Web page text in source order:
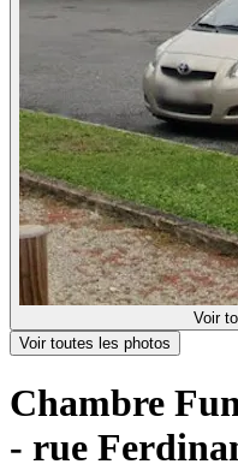
Voir
Voir toutes les photos
Chambre
- rue